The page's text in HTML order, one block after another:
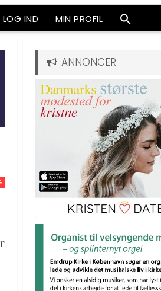
LOG IND MIN PROFIL
ANNONCER